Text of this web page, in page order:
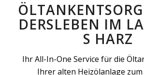
DERSLEBEN IM
S HARZ
Ihr All-In-One Service für die
Ihrer alten Heizölanlage zum